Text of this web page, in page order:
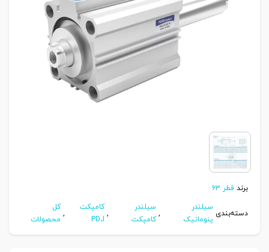
برند قطر 63
دسته‌بندی سیلندر
پنوماتیک
, سیلندر
کامپکت
,کامپکت
PDJ
,کل
محصولات